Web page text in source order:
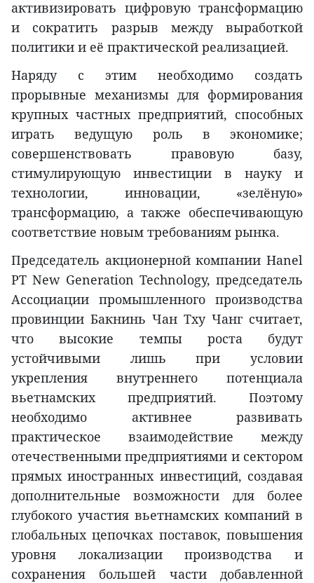
активизировать цифровую трансформацию
и сократить разрыв между выработкой
политики и её практической реализацией.
Наряду с этим необходимо создать
прорывные механизмы для формирования
крупных частных предприятий, способных
играть ведущую роль в экономике;
совершенствовать правовую базу,
стимулирующую инвестиции в науку и
технологии, инновации, «зелёную»
трансформацию, а также обеспечивающую
соответствие новым требованиям рынка.
Председатель акционерной компании Hanel
PT New Generation Technology, председатель
Ассоциации промышленного производства
провинции Бакнинь Чан Тху Чанг считает,
что высокие темпы роста будут
устойчивыми лишь при условии
укрепления внутреннего потенциала
вьетнамских предприятий. Поэтому
необходимо активнее развивать
практическое взаимодействие между
отечественными предприятиями и сектором
прямых иностранных инвестиций, создавая
дополнительные возможности для более
глубокого участия вьетнамских компаний в
глобальных цепочках поставок, повышения
уровня локализации производства и
сохранения большей части добавленной